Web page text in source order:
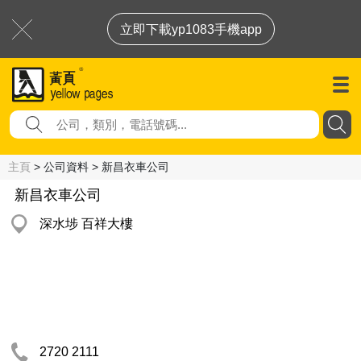
立即下載yp1083手機app
主頁 > 公司資料 > 新昌衣車公司
新昌衣車公司
深水埗 百祥大樓
2720 2111